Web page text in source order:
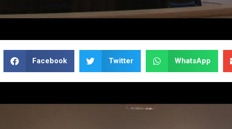
Facebook Twitter WhatsApp